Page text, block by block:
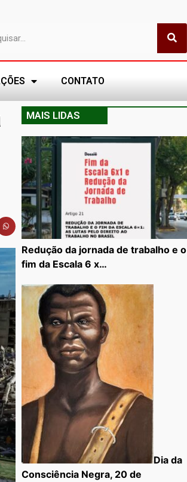
CONTATO
MAIS LIDAS
Redução da jornada de trabalho e o
fim da Escala 6 x…
Dia da
Consciência Negra, 20 de